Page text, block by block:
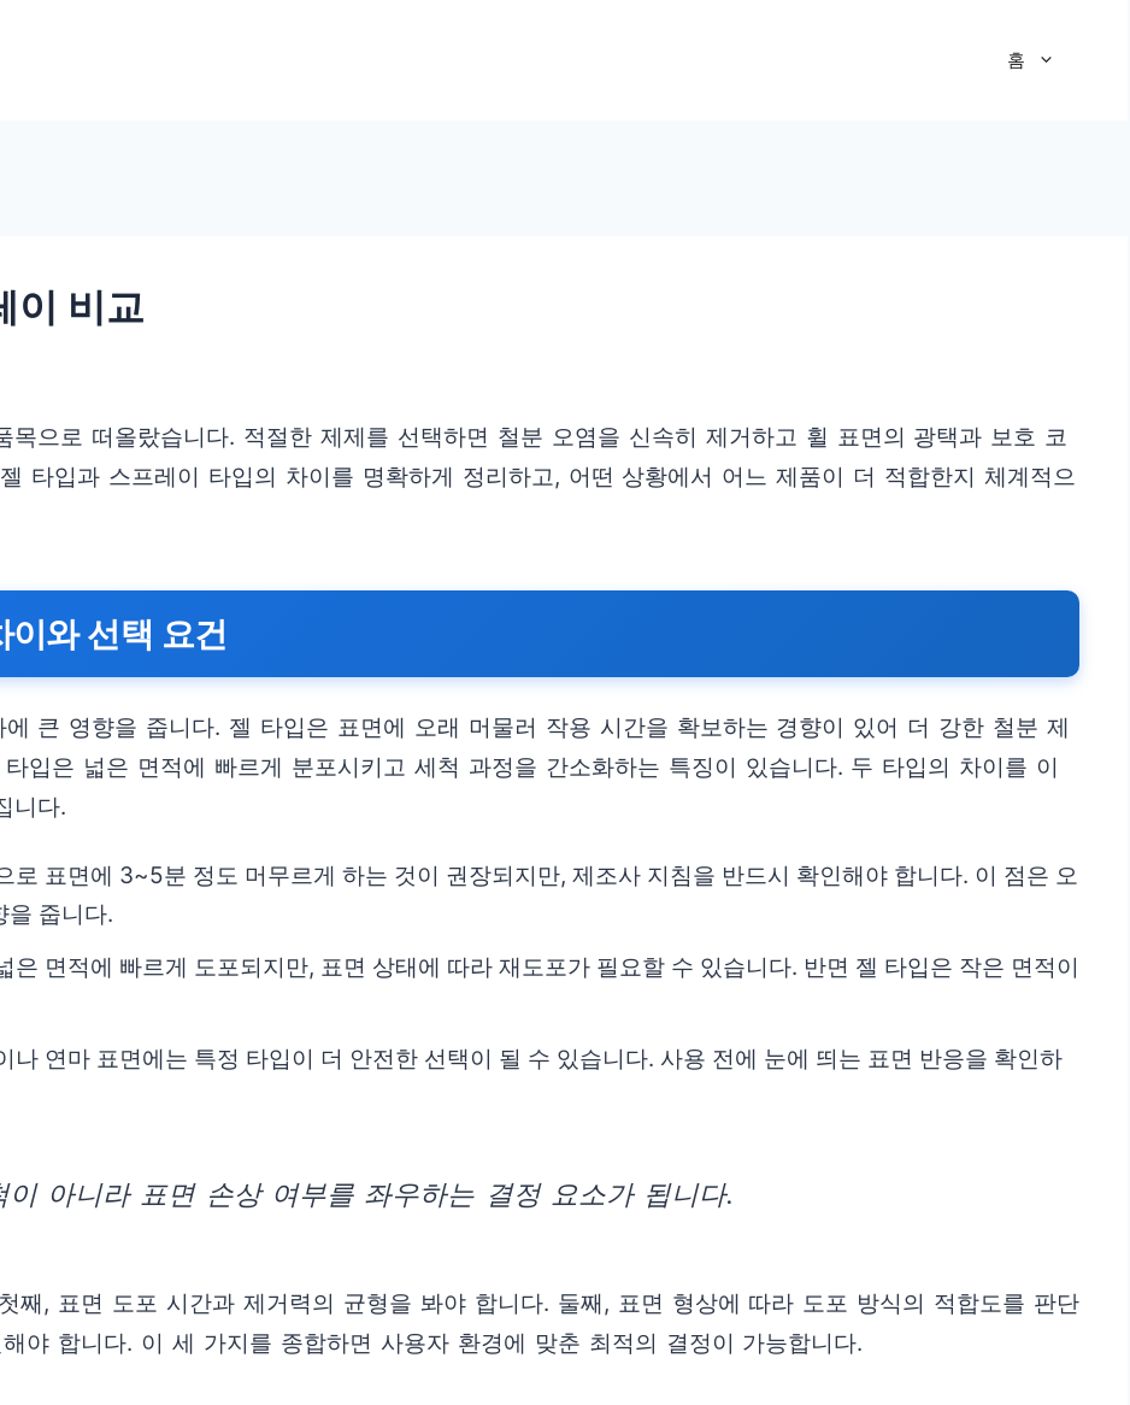
홈
이 비교
목으로 떠올랐습니다. 적절한 제제를 선택하면 철분 오염을 신속히 제거하고 휠 표면의 광택과 보호 코
타입과 스프레이 타입의 차이를 명확하게 정리하고, 어떤 상황에서 어느 제품이 더 적합한지 체계적으
와 선택 요건
큰 영향을 줍니다. 젤 타입은 표면에 오래 머물러 작용 시간을 확보하는 경향이 있어 더 강한 철분 제
입은 넓은 면적에 빠르게 분포시키고 세척 과정을 간소화하는 특징이 있습니다. 두 타입의 차이를 이
니다.
로 표면에 3~5분 정도 머무르게 하는 것이 권장되지만, 제조사 지침을 반드시 확인해야 합니다. 이 점은 오
을 줍니다.
은 면적에 빠르게 도포되지만, 표면 상태에 따라 재도포가 필요할 수 있습니다. 반면 젤 타입은 작은 면적이
나 연마 표면에는 특정 타입이 더 안전한 선택이 될 수 있습니다. 사용 전에 눈에 띄는 표면 반응을 확인하
아니라 표면 손상 여부를 좌우하는 결정 요소가 됩니다.
째, 표면 도포 시간과 제거력의 균형을 봐야 합니다. 둘째, 표면 형상에 따라 도포 방식의 적합도를 판단
야 합니다. 이 세 가지를 종합하면 사용자 환경에 맞춘 최적의 결정이 가능합니다.